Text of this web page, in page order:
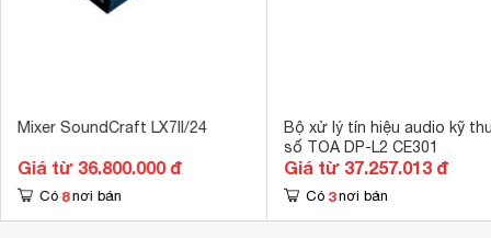
Mixer SoundCraft LX7II/24
Giá từ 36.800.000 đ
Có 8 nơi bán
Bộ xử lý tín hiệu audio kỹ
số TOA DP-L2 CE301
Giá từ 37.257.013 đ
Có 3 nơi bán